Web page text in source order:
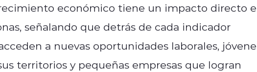
económico tiene un impacto directo
señalando que detrás de cada indicador
a nuevas oportunidades laborales,
territorios y pequeñas empresas que logran